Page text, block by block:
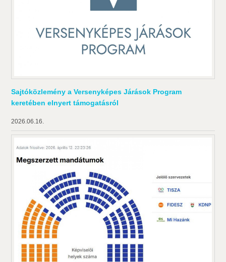
Sajtóközlemény a Versenyképes Járások Program
keretében elnyert támogatásról
2026.06.16.